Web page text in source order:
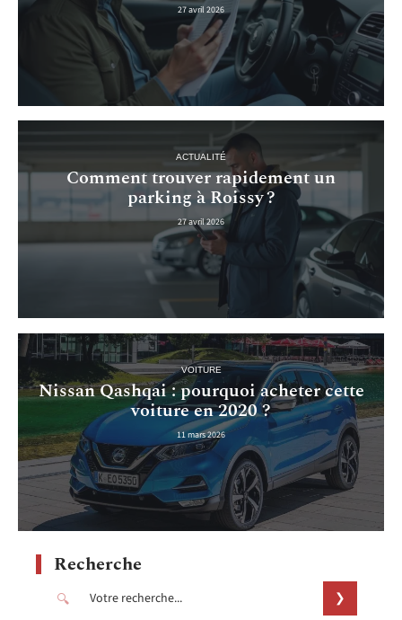
27 avril 2026
ACTUALITÉ
Comment trouver rapidement un
parking à Roissy ?
27 avril 2026
VOITURE
Nissan Qashqai : pourquoi acheter cette
voiture en 2020 ?
11 mars 2026
Recherche